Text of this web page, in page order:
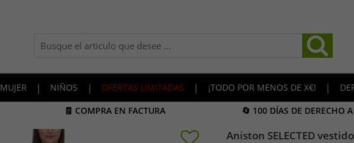
MUJER | NIÑOS | OFERTAS LIMITADAS | ¡TODO POR MENOS DE X€! |
🧾 COMPRA EN FACTURA 🔄 100 DÍAS DE DERECHO A
Aniston SELECTED